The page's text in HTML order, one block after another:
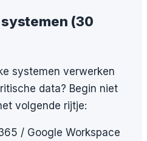
(30
systemen verwerken
data? Begin niet
volgende rijtje:
/ Google Workspace